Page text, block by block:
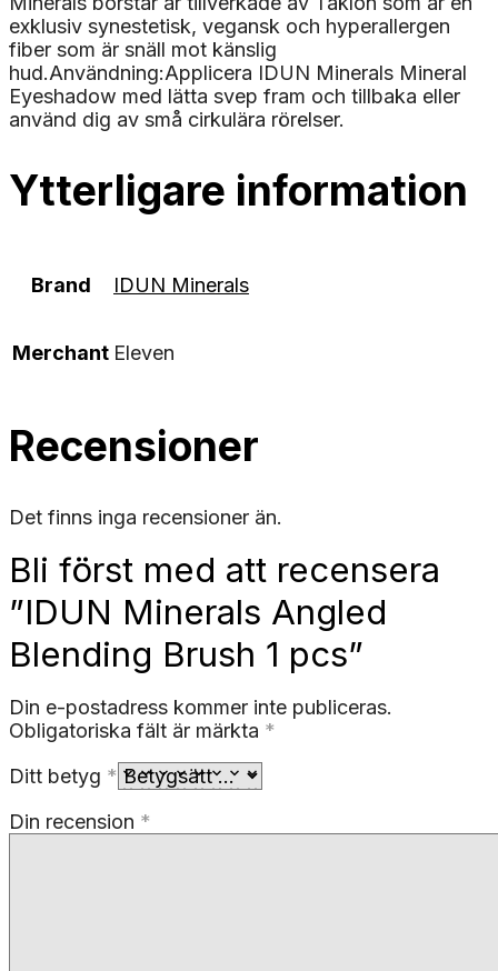
exklusiv synestetisk, vegansk och hyperallergen
fiber som är snäll mot känslig
hud.Användning:Applicera IDUN Minerals Mineral
Eyeshadow med lätta svep fram och tillbaka eller
använd dig av små cirkulära rörelser.
Ytterligare information
Brand IDUN Minerals
Merchant Eleven
Recensioner
Det finns inga recensioner än.
Bli först med att recensera
”IDUN Minerals Angled
Blending Brush 1 pcs”
Din e-postadress kommer inte publiceras.
Obligatoriska fält är märkta *
Ditt betyg *
Din recension *